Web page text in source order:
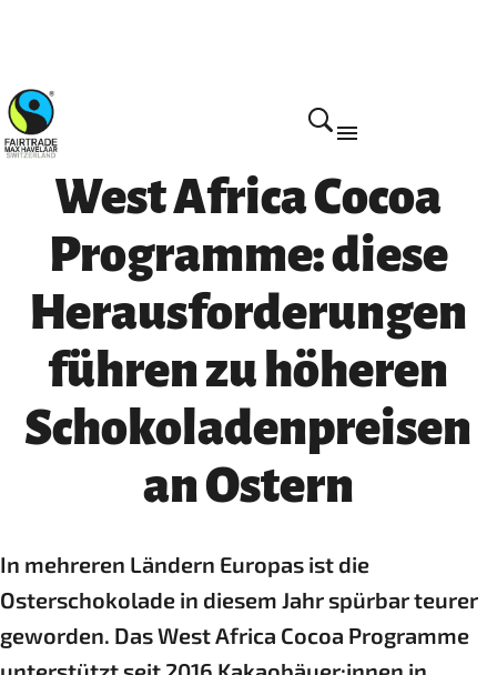
Mach mit!
West Africa Cocoa
Programme: diese
Herausforderungen
führen zu höheren
Schokoladenpreisen
an Ostern
In mehreren Ländern Europas ist die
Osterschokolade in diesem Jahr spürbar teurer
geworden. Das West Africa Cocoa Programme